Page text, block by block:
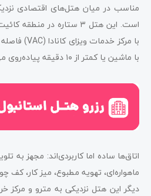
مناسب در میان هتل‌های اقتصادی
است. این هتل ۳ ستاره در منطقه کائیت‌خانه قرار دارد و تنها ۶۰۰
با مرکز خدمات ویزای کانادا (VAC) فاصله دارد؛ بنابراین تنها در ۲
با ماشین یا کمتر از ۱۰ دقیقه پیاده‌روی می‌توان به محل مراجعه رسید
اتاق‌ها ساده اما کاربردی‌اند: مجهز به
ماهواره‌ای، تهویه مطبوع، میز کار، کف